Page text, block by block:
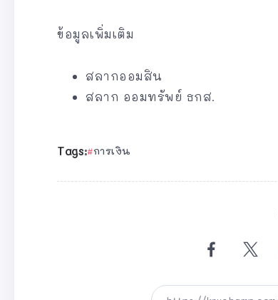
ข้อมูลเพิ่มเติม
สลากออมสิน
สลาก ออมทรัพย์ ธกส.
Tags: การเงิน